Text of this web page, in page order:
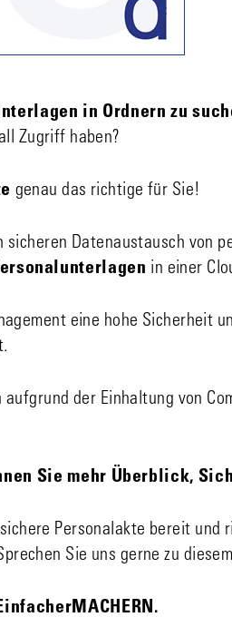
in Ordnern zu
Zugriff haben?
genau das richtige für Sie!
sicheren Datenaustausch von
in einer
eine hohe Sicherheit
der Einhaltung von
Sie mehr Überblick,
Personalakte bereit und
Sie uns gerne zu